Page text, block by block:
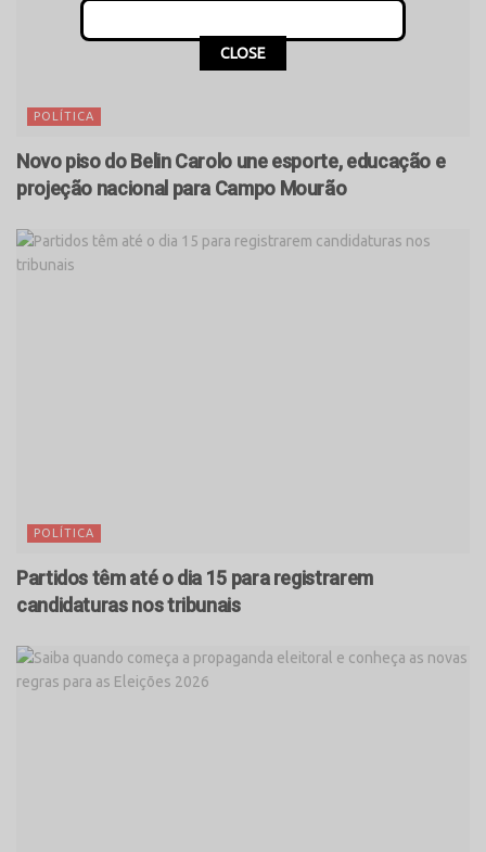
POLÍTICA
Novo piso do Belin Carolo une esporte, educação e
projeção nacional para Campo Mourão
POLÍTICA
Partidos têm até o dia 15 para registrarem
candidaturas nos tribunais
CLOSE